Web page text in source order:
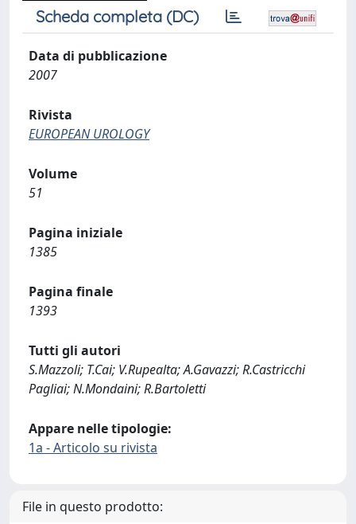
Scheda completa (DC)
Data di pubblicazione
2007
Rivista
EUROPEAN UROLOGY
Volume
51
Pagina iniziale
1385
Pagina finale
1393
Tutti gli autori
S.Mazzoli; T.Cai; V.Rupealta; A.Gavazzi; R.Castricchi
Pagliai; N.Mondaini; R.Bartoletti
Appare nelle tipologie:
1a - Articolo su rivista
File in questo prodotto: